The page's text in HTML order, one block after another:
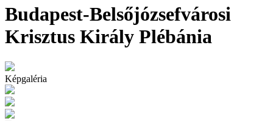
Budapest-Belsőjózsefvárosi
Krisztus Király Plébánia
Képgaléria